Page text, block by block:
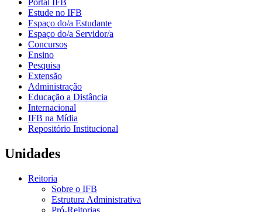
Estude no IFB
Espaço do/a Estudante
Espaço do/a Servidor/a
Concursos
Ensino
Pesquisa
Extensão
Administração
Educação a Distância
Internacional
IFB na Mídia
Repositório Institucional
Unidades
Reitoria
Sobre o IFB
Estrutura Administrativa
Pró-Reitorias